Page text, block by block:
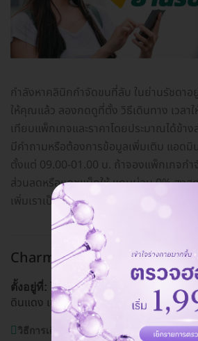
กำลังหาคลินิกกำจัดขนที่ลับ ในย่านรัชดาอ
ให้คุณแล้ว ลองกดดูที่ตั้ง วิธีเดินทาง เวลา
เทียบแพ็กเกจและราคาโดยประมาณได้ข้าง
มีคำถามหรือต้องการข้อมูลเพิ่มเติม แอดมิ
ตั้งแต่ 09.00-01.00 น. ถ้าจองแพ็กเกจก
ส่วนลดหรือแคชแบ็กให้ แถมผ่อน 0% สูงสุ
เพิ่มเราเป็นเพื่อนทางไลน์
Charmer Clinic สาขารัชดา รัชด
ตั้งอยู่ที่: โครงการ The Wiz 1 เลขที่
ดินแดง เขตดินแดง กรุงเทพมหานคร
วิธีการเดินทาง:MRT รัชดาภิเษก